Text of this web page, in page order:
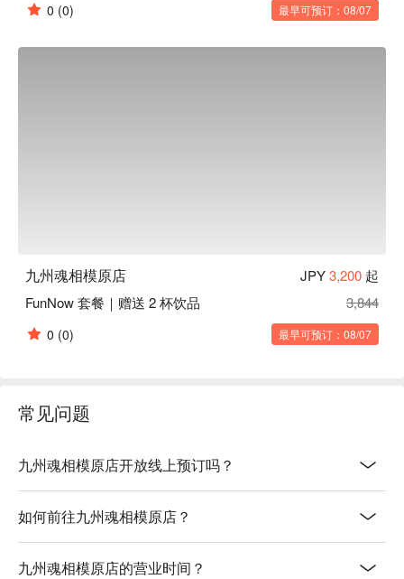
0 (0) 最早可预订：08/07
九州魂相模原店 JPY3,200 起
FunNow 套餐｜赠送 2 杯饮品
3,844
0 (0) 最早可预订：08/07
常见问题
九州魂相模原店开放线上预订吗？
如何前往九州魂相模原店？
九州魂相模原店的营业时间？